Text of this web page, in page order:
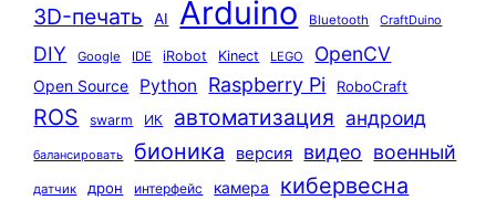
3D-печать AI Arduino Bluetooth CraftDuino
DIY Google IDE iRobot Kinect LEGO OpenCV
Open Source Python Raspberry Pi RoboCraft
ROS swarm ИК автоматизация андроид
балансировать бионика версия видео военный
датчик дрон интерфейс камера кибервесна